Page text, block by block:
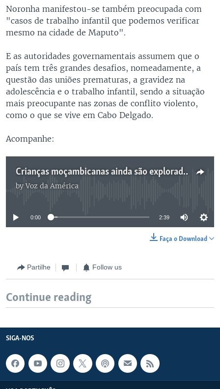
Noronha manifestou-se também preocupada com
"casos de trabalho infantil que podemos verificar
mesmo na cidade de Maputo".
E as autoridades governamentais assumem que o
país tem três grandes desafios, nomeadamente, a
questão das uniões prematuras, a gravidez na
adolescência e o trabalho infantil, sendo a situação
mais preocupante nas zonas de conflito violento,
como o que se vive em Cabo Delgado.
Acompanhe:
Crianças moçambicanas ainda são exploradas, diz activista
byVoz da América
No media source currently available
0:00 2:39
Faça o Download
Partilhe Follow us
Continue reading
SIGA-NOS